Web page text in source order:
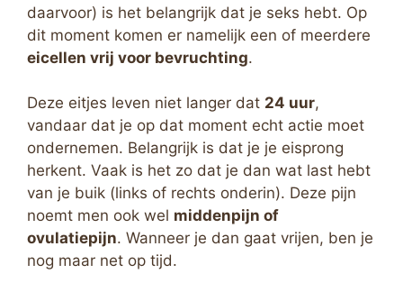
daarvoor) is het belangrijk dat je seks hebt. Op
dit moment komen er namelijk een of meerdere
eicellen vrij voor bevruchting.
Deze eitjes leven niet langer dat 24 uur,
vandaar dat je op dat moment echt actie moet
ondernemen. Belangrijk is dat je je eisprong
herkent. Vaak is het zo dat je dan wat last hebt
van je buik (links of rechts onderin). Deze pijn
noemt men ook wel middenpijn of
ovulatiepijn. Wanneer je dan gaat vrijen, ben je
nog maar net op tijd.